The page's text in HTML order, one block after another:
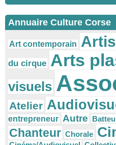
Annuaire Culture Corse
Art contemporain
du cirque Arts
visuels
Atelier
entrepreneur Autre
Chanteur Chorale